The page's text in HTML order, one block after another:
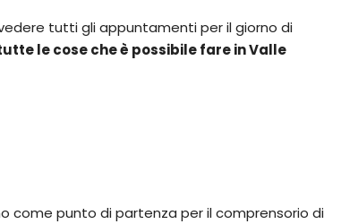
tutti gli appuntamenti per il giorno di
le cose che è possibile fare in Valle
come punto di partenza per il comprensorio di